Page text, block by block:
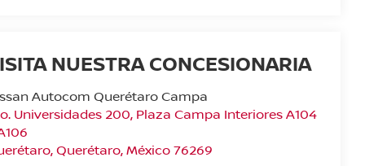
NUESTRA CONCESIONARIA
Autocom Querétaro Campa
Universidades 200, Plaza Campa Interiores A104
,Querétaro, México76269